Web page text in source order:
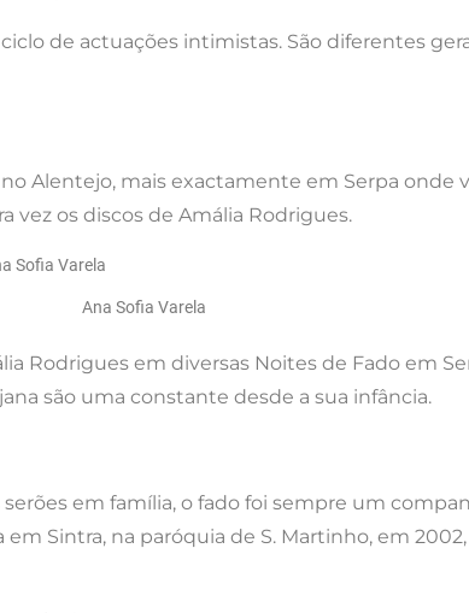
de actuações intimistas. São diferentes
no Alentejo, mais exactamente em Serpa
vez os discos de Amália Rodrigues.
Ana Sofia Varela
Rodrigues em diversas Noites de Fado em
são uma constante desde a sua infância.
em família, o fado foi sempre um
Sintra, na paróquia de S. Martinho, em